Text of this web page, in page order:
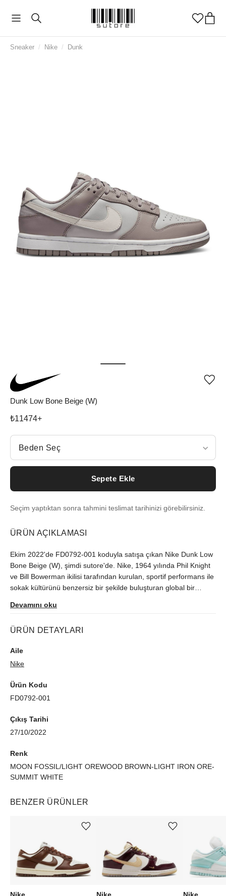
Sneaker / Nike / Dunk
Dunk Low Bone Beige (W)
₺11474+
Beden Seç
Beden Seç
Sepete Ekle
Seçim yaptıktan sonra tahmini teslimat tarihinizi görebilirsiniz.
ÜRÜN AÇIKLAMASI
Ekim 2022'de FD0792-001 koduyla satışa çıkan Nike Dunk Low
Bone Beige (W), şimdi sutore'de. Nike, 1964 yılında Phil Knight
ve Bill Bowerman ikilisi tarafından kurulan, sportif performans ile
sokak kültürünü benzersiz bir şekilde buluşturan global bir
kontrolünden geçerek gönderilir.
Devamını oku
ÜRÜN DETAYLARI
Aile
Nike
Ürün Kodu
FD0792-001
Çıkış Tarihi
27/10/2022
Renk
MOON FOSSIL/LIGHT OREWOOD BROWN-LIGHT IRON ORE-
SUMMIT WHITE
BENZER ÜRÜNLER
Nike
Ürünü istek listesine ekle veya listeden çıkar
Nike
Ürünü istek listesine ekle veya listeden çıkar
Nike